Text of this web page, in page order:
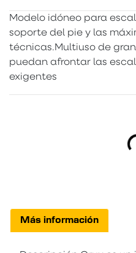
Modelo idóneo para
soporte del pie y las
técnicas.Multiuso de
puedan afrontar las
exigentes
Más información